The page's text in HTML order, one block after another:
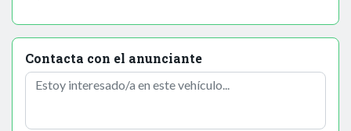
Contacta con el anunciante